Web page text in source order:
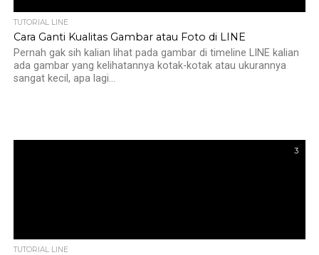
TUTORIAL LINE
Cara Ganti Kualitas Gambar atau Foto di LINE
Pernah gak sih kalian lihat pada gambar di timeline LINE kalian
ada gambar yang kelihatannya kotak-kotak atau ukurannya
sangat kecil, apa lagi...
3
TUTORIAL LINE